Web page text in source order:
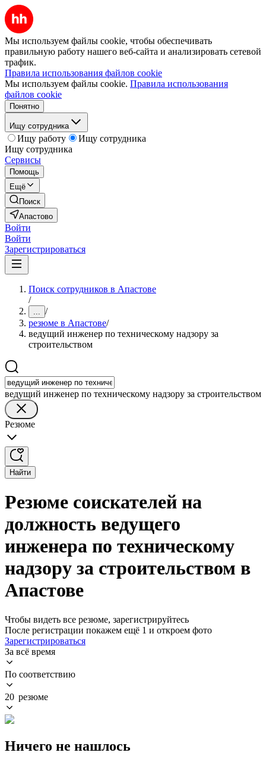
Мы используем файлы cookie, чтобы обеспечивать
правильную работу нашего веб-сайта и анализировать сетевой
трафик.
Правила использования файлов cookie
Мы используем файлы cookie. Правила использования
файлов cookie
Понятно
Ищу сотрудника
Ищу работу
Ищу сотрудника
Ищу сотрудника
Сервисы
Помощь
Ещё
Поиск
Апастово
Войти
Войти
Зарегистрироваться
Поиск сотрудников в Апастове
/
... /
резюме в Апастове/
ведущий инженер по техническому надзору за
строительством
ведущий инженер по техническому надзору за строительством
Резюме
Найти
Резюме соискателей на
должность ведущего
инженера по техническому
надзору за строительством в
Апастове
Чтобы видеть все резюме, зарегистрируйтесь
После регистрации покажем ещё 1 и откроем фото
Зарегистрироваться
За всё время
По соответствию
20 резюме
Ничего не нашлось